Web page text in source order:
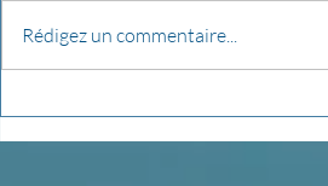
pensée du jour...
Rédigez un commentaire...